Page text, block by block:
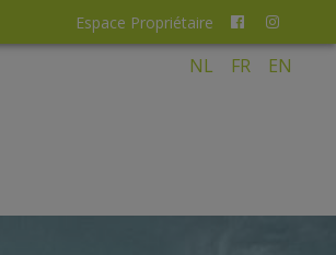
Espace Propriétaire
NL FR EN